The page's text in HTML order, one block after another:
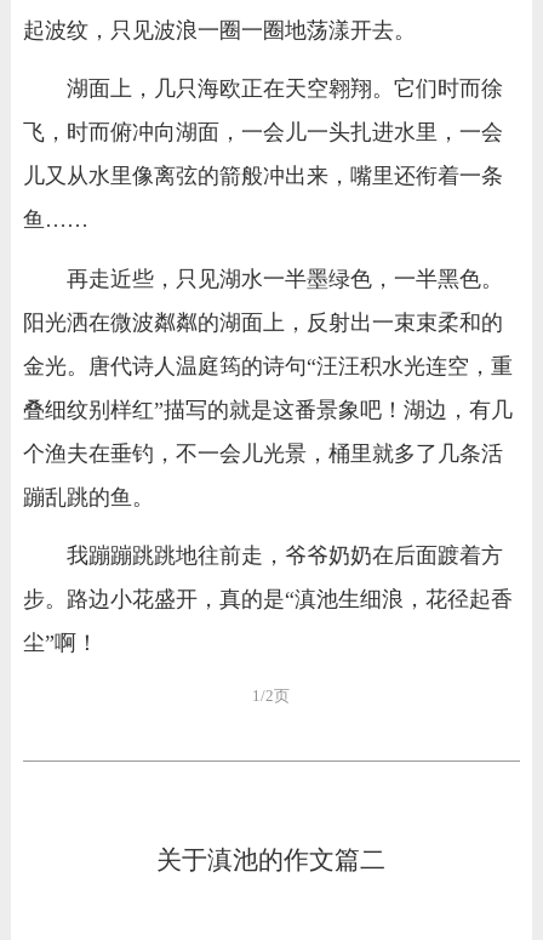
起波纹，只见波浪一圈一圈地荡漾开去。
湖面上，几只海欧正在天空翱翔。它们时而徐
飞，时而俯冲向湖面，一会儿一头扎进水里，一会
儿又从水里像离弦的箭般冲出来，嘴里还衔着一条
鱼……
再走近些，只见湖水一半墨绿色，一半黑色。
阳光洒在微波粼粼的湖面上，反射出一束束柔和的
金光。唐代诗人温庭筠的诗句“汪汪积水光连空，重
叠细纹别样红”描写的就是这番景象吧！湖边，有几
个渔夫在垂钓，不一会儿光景，桶里就多了几条活
蹦乱跳的鱼。
我蹦蹦跳跳地往前走，爷爷奶奶在后面踱着方
步。路边小花盛开，真的是“滇池生细浪，花径起香
尘”啊！
1/2页
关于滇池的作文篇二